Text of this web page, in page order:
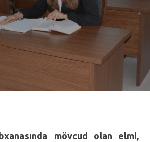
mövcud olan elmi,